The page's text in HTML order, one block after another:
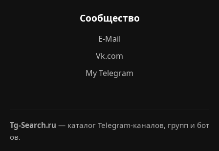
Сообщество
E-Mail
Vk.com
My Telegram
Tg-Search.ru — каталог Telegram-каналов, групп и бот
ов.